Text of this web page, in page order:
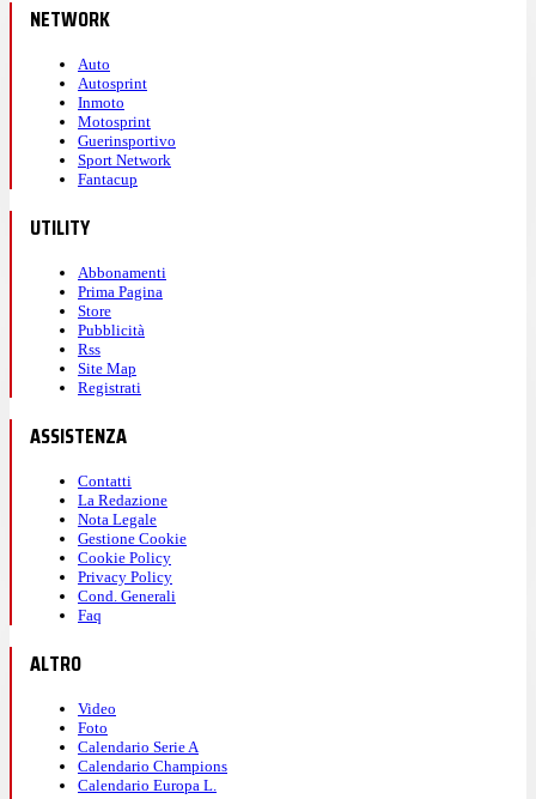
NETWORK
Auto
Autosprint
Inmoto
Motosprint
Guerinsportivo
Sport Network
Fantacup
UTILITY
Abbonamenti
Prima Pagina
Store
Pubblicità
Rss
Site Map
Registrati
ASSISTENZA
Contatti
La Redazione
Nota Legale
Gestione Cookie
Cookie Policy
Privacy Policy
Cond. Generali
Faq
ALTRO
Video
Foto
Calendario Serie A
Calendario Champions
Calendario Europa L.